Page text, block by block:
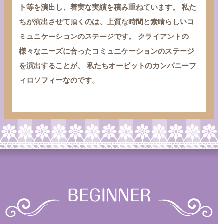
ト等を演出し、着実な実績を積み重ねています。
私た
ちが演出させて頂くのは、上質な時間と素晴らしいコ
ミュニケーションのステージです。
クライアントの
様々なニーズに合ったコミュニケーションのステージ
を演出することが、
私たちオービットのカンパニーフ
ィロソフィーなのです。